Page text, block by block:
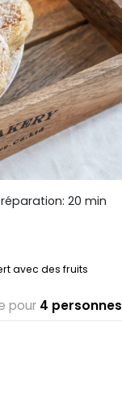
20 min
avec des fruits
pour 4 personnes